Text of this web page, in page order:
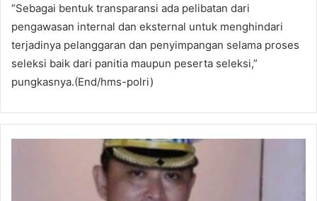
“Sebagai bentuk transparansi ada pelibatan dari
pengawasan internal dan eksternal untuk menghindari
terjadinya pelanggaran dan penyimpangan selama proses
seleksi baik dari panitia maupun peserta seleksi,”
pungkasnya.(End/hms-polri)